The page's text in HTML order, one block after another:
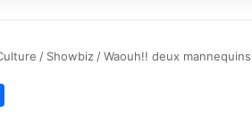
/ Showbiz /Waouh!! deux